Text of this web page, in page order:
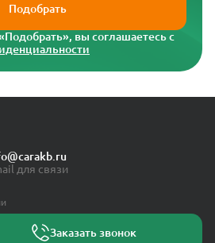
Подобрать
вы соглашаетесь с
для связи
Заказать звонок